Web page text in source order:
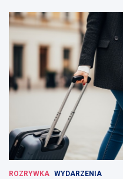
ROZRYWKA WYDARZENIA